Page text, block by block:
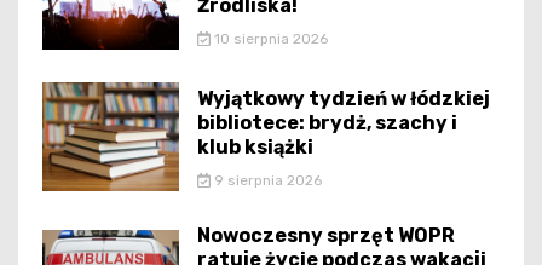
Źródliska!
10 sierpnia 2026
Wyjątkowy tydzień w łódzkiej
bibliotece: brydż, szachy i
klub książki
9 sierpnia 2026
Nowoczesny sprzęt WOPR
ratuje życie podczas wakacji